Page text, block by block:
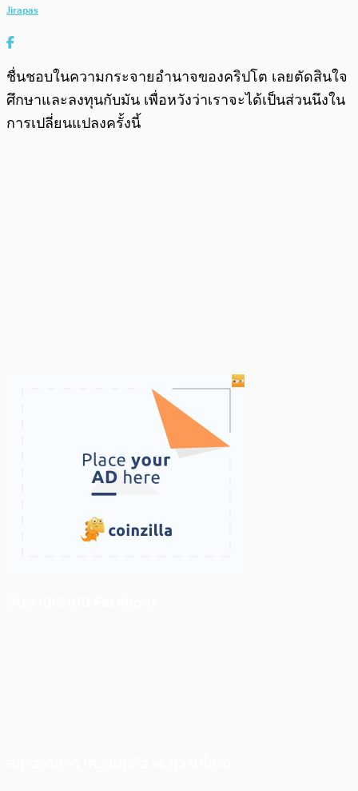
Jirapas
ชื่นชอบในความกระจายอำนาจของคริปโต เลยตัดสินใจ
ศึกษาและลงทุนกับมัน เพื่อหวังว่าเราจะได้เป็นส่วนนึงใน
การเปลี่ยนแปลงครั้งนี้